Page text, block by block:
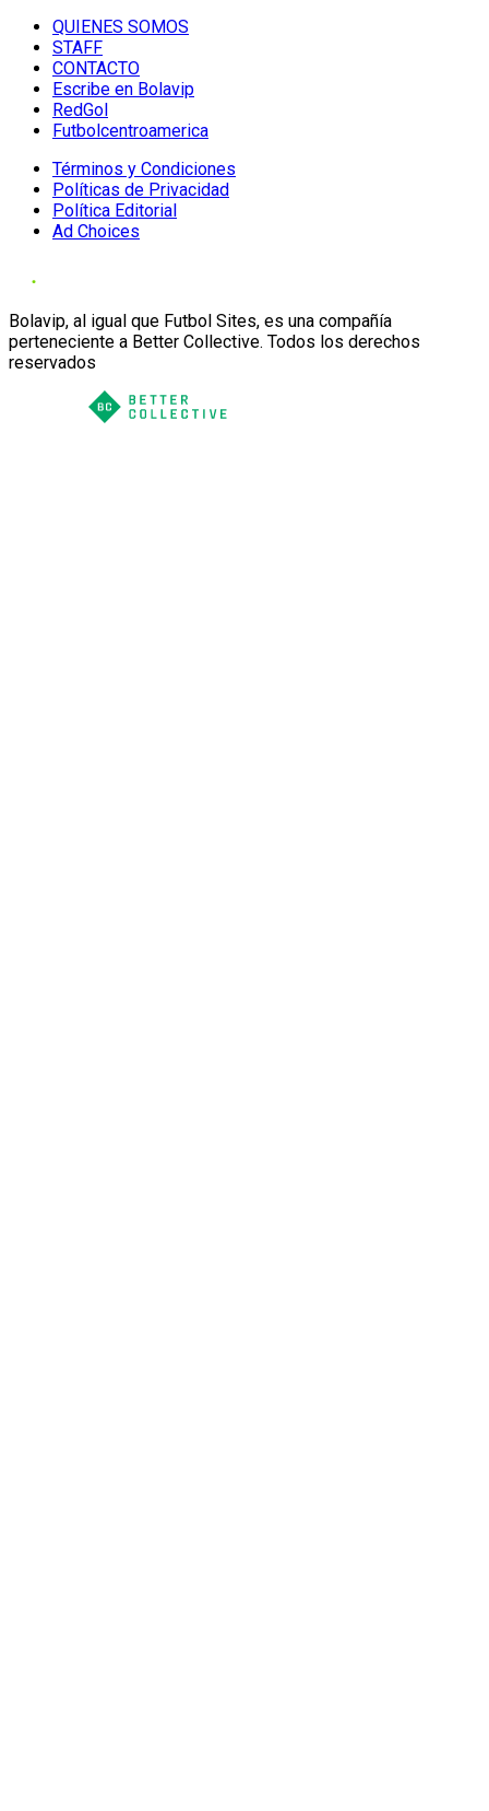
QUIENES SOMOS
STAFF
CONTACTO
Escribe en Bolavip
RedGol
Futbolcentroamerica
Términos y Condiciones
Políticas de Privacidad
Política Editorial
Ad Choices
Bolavip, al igual que Futbol Sites, es una compañía
perteneciente a Better Collective. Todos los derechos
reservados